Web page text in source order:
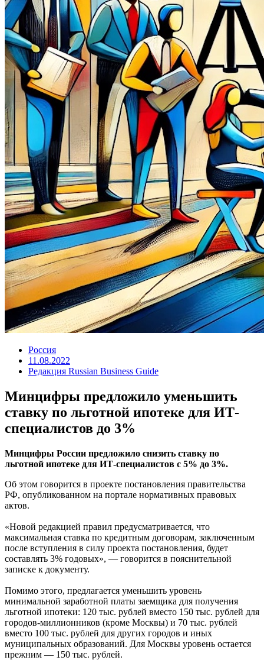
Россия
11.08.2022
Редакция Russian Business Guide
Минцифры предложило уменьшить
ставку по льготной ипотеке для ИТ-
специалистов до 3%
Минцифры России предложило снизить ставку по
льготной ипотеке для ИТ-специалистов с 5% до 3%.
Об этом говорится в проекте постановления правительства
РФ, опубликованном на портале нормативных правовых
актов.
«Новой редакцией правил предусматривается, что
максимальная ставка по кредитным договорам, заключенным
после вступления в силу проекта постановления, будет
составлять 3% годовых», — говорится в пояснительной
записке к документу.
Помимо этого, предлагается уменьшить уровень
минимальной заработной платы заемщика для получения
льготной ипотеки: 120 тыс. рублей вместо 150 тыс. рублей для
городов-миллионников (кроме Москвы) и 70 тыс. рублей
вместо 100 тыс. рублей для других городов и иных
муниципальных образований. Для Москвы уровень остается
прежним — 150 тыс. рублей.